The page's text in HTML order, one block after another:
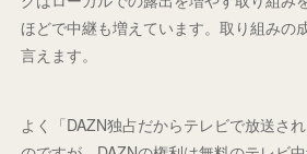
ほどで中継も増えています。取り組みの
言えます。
よく「DAZN独占だからテレビで放送さ